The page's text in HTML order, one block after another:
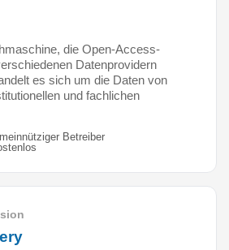
die Open-Access-
Datenprovidern
es sich um die Daten von
und fachlichen
Betreiber